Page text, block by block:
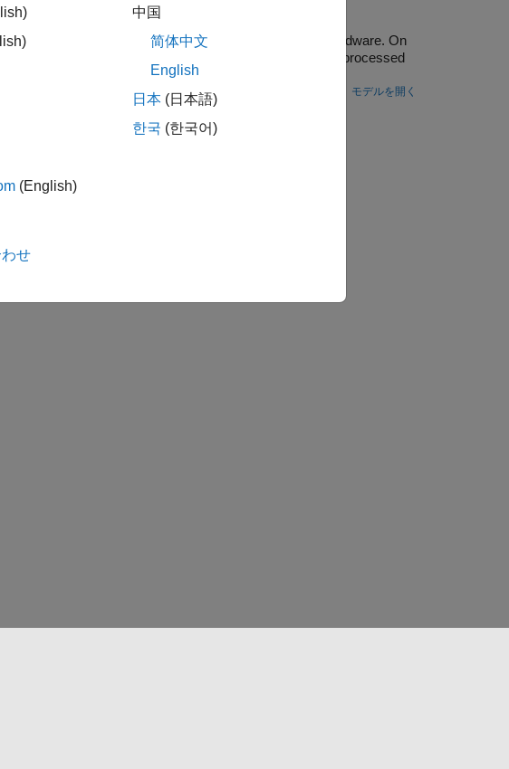
Hardware
block from Simulink® Support Package for Arduino® Hardware. On
adds the reverb effect to the audio, and then plays the processed
pin of the hardware.
モデルを開く
(English)
中国
简体中文
English
日本 (日本語)
한국 (한국어)
せ